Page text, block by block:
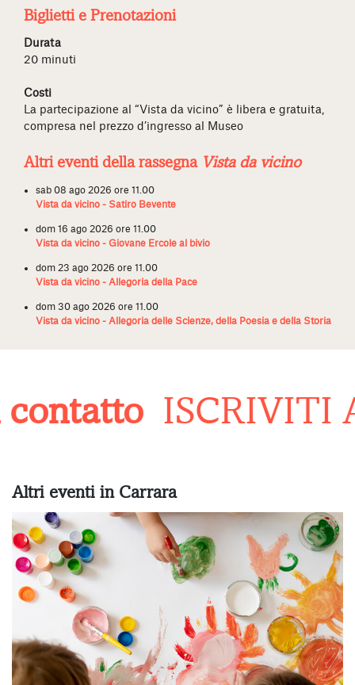
Biglietti e Prenotazioni
Durata
20 minuti
Costi
La partecipazione al “Vista da vicino” è libera e gratuita,
compresa nel prezzo d’ingresso al Museo
Altri eventi della rassegna Vista da vicino
sab 08 ago 2026 ore 11.00
Vista da vicino - Satiro Bevente
dom 16 ago 2026 ore 11.00
Vista da vicino - Giovane Ercole al bivio
dom 23 ago 2026 ore 11.00
Vista da vicino - Allegoria della Pace
dom 30 ago 2026 ore 11.00
Vista da vicino - Allegoria delle Scienze, della Poesia e della Storia
ISCRIVITI
Altri eventi in Carrara